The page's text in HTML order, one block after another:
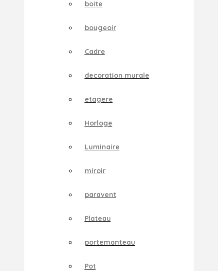
boite
bougeoir
Cadre
decoration murale
etagere
Horloge
Luminaire
miroir
paravent
Plateau
portemanteau
Pot